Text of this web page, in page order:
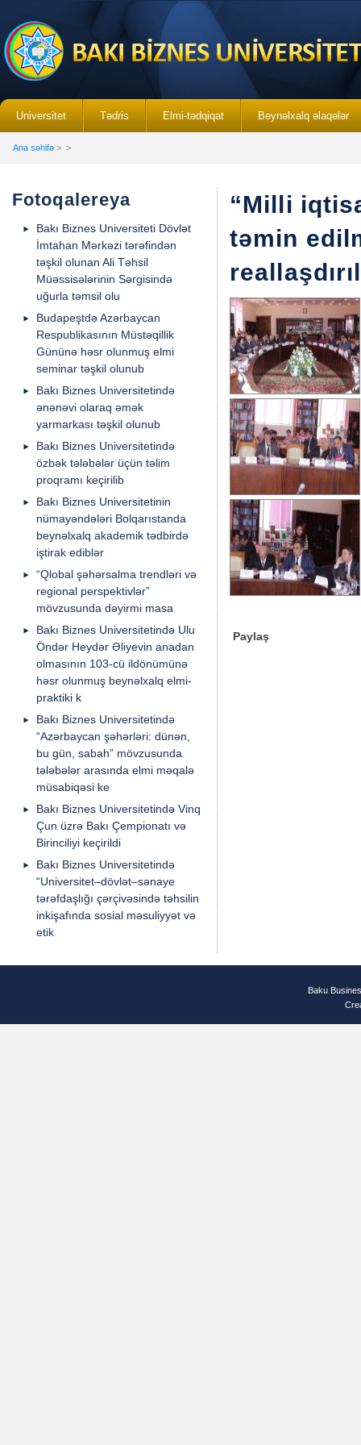
Universitet Tədris Elmi-tədqiqat Beynəlxalq əlaqələr
Ana səhifə > >
Fotoqalereya
Bakı Biznes Universiteti Dövlət
İmtahan Mərkəzi tərəfindən
təşkil olunan Ali Təhsil
Müəssisələrinin Sərgisində
uğurla təmsil olu
Budapeştdə Azərbaycan
Respublikasının Müstəqillik
Gününə həsr olunmuş elmi
seminar təşkil olunub
Bakı Biznes Universitetində
ənənəvi olaraq əmək
yarmarkası təşkil olunub
Bakı Biznes Universitetində
özbək tələbələr üçün təlim
proqramı keçirilib
Bakı Biznes Universitetinin
nümayəndələri Bolqarıstanda
beynəlxalq akademik tədbirdə
iştirak ediblər
“Qlobal şəhərsalma trendləri və
regional perspektivlər”
mövzusunda dəyirmi masa
Bakı Biznes Universitetində Ulu
Öndər Heydər Əliyevin anadan
olmasının 103-cü ildönümünə
həsr olunmuş beynəlxalq elmi-
praktiki k
Bakı Biznes Universitetində
“Azərbaycan şəhərləri: dünən,
bu gün, sabah” mövzusunda
tələbələr arasında elmi məqalə
müsabiqəsi ke
Bakı Biznes Universitetində Vinq
Çun üzrə Bakı Çempionatı və
Birinciliyi keçirildi
Bakı Biznes Universitetində
“Universitet–dövlət–sənaye
tərəfdaşlığı çərçivəsində təhsilin
inkişafında sosial məsuliyyət və
etik
“Milli
təmin
Paylaş
Baku